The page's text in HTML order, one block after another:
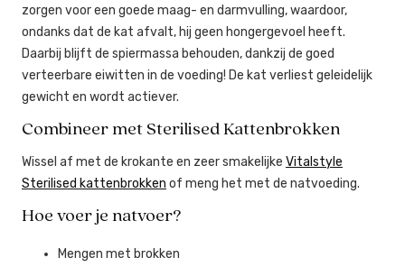
zorgen voor een goede maag- en darmvulling, waardoor,
ondanks dat de kat afvalt, hij geen hongergevoel heeft.
Daarbij blijft de spiermassa behouden, dankzij de goed
verteerbare eiwitten in de voeding! De kat verliest geleidelijk
gewicht en wordt actiever.
Combineer met Sterilised Kattenbrokken
Wissel af met de krokante en zeer smakelijke Vitalstyle
Sterilised kattenbrokken of meng het met de natvoeding.
Hoe voer je natvoer?
Mengen met brokken